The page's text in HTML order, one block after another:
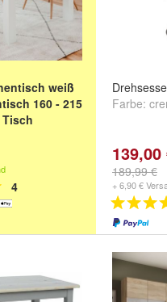
weiß
160 - 215
4
Farbe:
139,00
189,99 €
+ 6,90 €